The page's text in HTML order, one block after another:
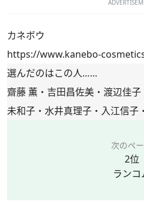
カネボウ
https://www.kanebo-
選んだのはこの人……
齋藤 薫・吉田昌佐美・渡辺佳
未和子・水井真理子・入江信子
次のペ
2位
ランコ